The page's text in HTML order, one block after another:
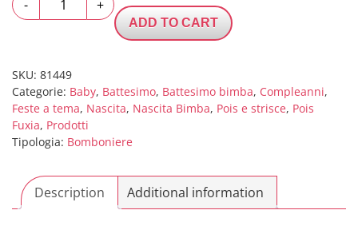
-
Scatoline
portaconfetti
con
Fiocco
in
carta
5
7
+
ADD TO CART
SKU: 81449
Categorie: Baby, Battesimo, Battesimo bimba, Compleanni,
Feste a tema, Nascita, Nascita Bimba, Pois e strisce, Pois
Fuxia, Prodotti
Tipologia: Bomboniere
Description Additional information